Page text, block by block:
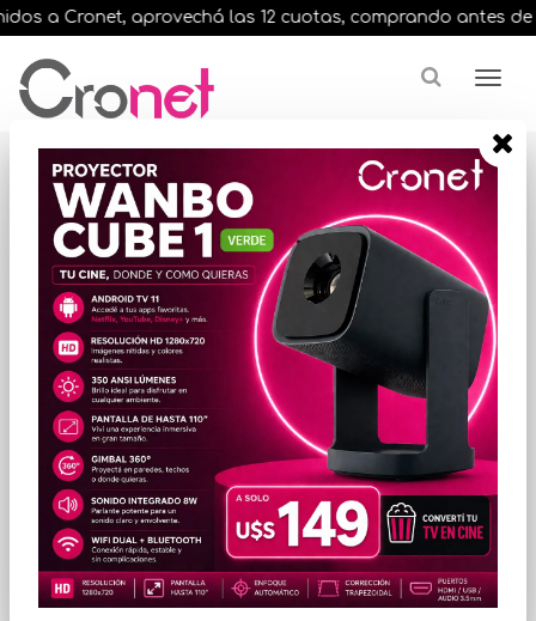
a Cronet, aprovechá las 12 cuotas, comprando antes de